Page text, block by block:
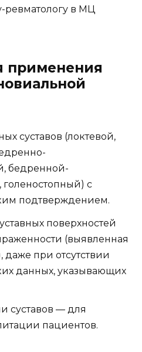
ревматологу в МЦ
применения
суставов (локтевой,
бедренной-
с
подтверждением.
поверхностей
(выявленная
при отсутствии
данных, указывающих
суставов — для
пациентов.